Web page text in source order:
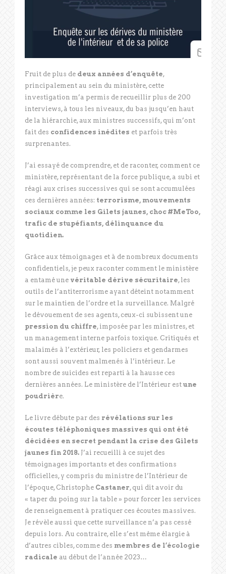
Fruit de plus de deux années d’enquête,
principalement au sein du ministère, cette
investigation m’a permis de recueillir plus de 200
interviews, à tous les niveaux, du bas jusqu’en haut
de la hiérarchie, aux ministres successifs, qui m’ont
fait des confidences inédites et parfois très
surprenantes.
J’ai essayé de comprendre, et de raconter, comment ce
ministère, représentant de la force publique, a subi et
réagi aux crises successives qui se sont accumulées
ces dernières années: terrorisme, mouvements
sociaux comme les Gilets jaunes, choc #MeToo,
trafic de stupéfiants, délinquance du
quotidien.
Grâce aux témoignages et à de nombreux documents
confidentiels, je peux raconter comment le ministère
a entamé une véritable dérive sécuritaire, les
outils de l’antiterrorisme ayant déteint notamment
sur le maintien de l’ordre et la surveillance. Malgré
le dévouement de ses agents, ceux-ci subissent une
pression du chiffre, imposée par les ministres, et
un management interne parfois toxique. Critiqués et
malaimés à l’extérieur, les policiers et gendarmes
sont aussi souvent malmenés à l’intérieur. Le
nombre de suicides est reparti à la hausse ces
dernières années. Le ministère de l’Intérieur est une
poudrière.
Le livre débute par des révélations sur les
écoutes téléphoniques massives qui ont été
décidées en secret pendant la crise des Gilets
jaunes fin 2018. J’ai recueilli à ce sujet des
témoignages importants et des confirmations
officielles, y compris du ministre de l’Intérieur de
l’époque, Christophe Castaner, qui dit avoir du
« taper du poing sur la table » pour forcer les services
de renseignement à pratiquer ces écoutes massives.
Je révèle aussi que cette surveillance n’a pas cessé
depuis lors. Au contraire, elle s’est même élargie à
d’autres cibles, comme des membres de l’écologie
radicale au début de l’année 2023…